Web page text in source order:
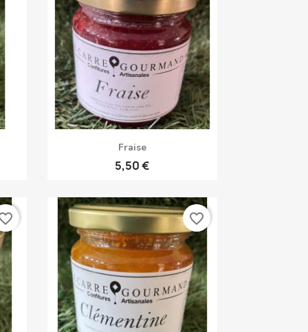
Aperçu rapide
Fraise
5,50 €
favorite_border